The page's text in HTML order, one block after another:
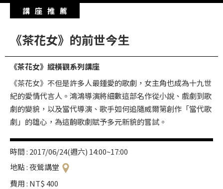
華
納
圖
書
館
講
師
與
藝
術
家
講座推薦
《茶花女》的前世今生
《茶花女》縱橫觀系列講座
《茶花女》不但是許多人最鍾愛的歌劇，女主角也成為十九世
紀的愛情代言人。鴻鴻導演將細數這部名作從小說、戲劇到歌
劇的變貌，以及當代導演、歌手如何追隨威爾第創作「當代歌
劇」的雄心，為這齣歌劇賦予多元新貌的嘗試。
時間 : 2017/06/24(週六) 14:00~17:00
地點 : 夜鶯講堂
費用 : NT$ 400